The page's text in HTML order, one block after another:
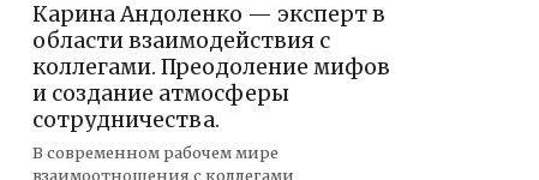
Карина Андоленко — эксперт в
области взаимодействия с
коллегами. Преодоление мифов
и создание атмосферы
сотрудничества.
В современном рабочем мире
взаимоотношения с коллегами